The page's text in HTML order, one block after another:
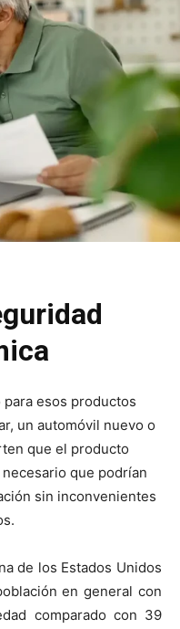
esos productos
un automóvil nuevo o
que el producto
que podrían
sin inconvenientes
de los Estados Unidos
en general con
comparado con 39